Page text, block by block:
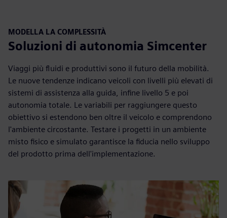
MODELLA LA COMPLESSITÀ
Soluzioni di autonomia Simcenter
Viaggi più fluidi e produttivi sono il futuro della mobilità.
Le nuove tendenze indicano veicoli con livelli più elevati di
sistemi di assistenza alla guida, infine livello 5 e poi
autonomia totale. Le variabili per raggiungere questo
obiettivo si estendono ben oltre il veicolo e comprendono
l'ambiente circostante. Testare i progetti in un ambiente
misto fisico e simulato garantisce la fiducia nello sviluppo
del prodotto prima dell'implementazione.